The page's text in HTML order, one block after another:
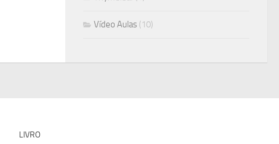
Vídeo Aulas (10)
LIVRO